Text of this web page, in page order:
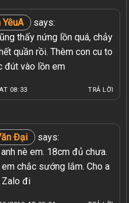
YêuA
says:
thấy nứng lồn quá, chảy
quần rồi. Thèm con cu to
đút vào lồn em
08:33 TRẢ LỜI
Đại
says:
nè em. 18cm đủ chưa.
chắc sướng lắm. Cho a
Zalo đi